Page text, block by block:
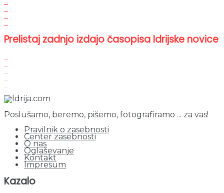
Prelistaj zadnjo izdajo časopisa Idrijske novice
Poslušamo, beremo, pišemo, fotografiramo ... za vas!
Pravilnik o zasebnosti
Center zasebnosti
O nas
Oglaševanje
Kontakt
Impresum
Kazalo